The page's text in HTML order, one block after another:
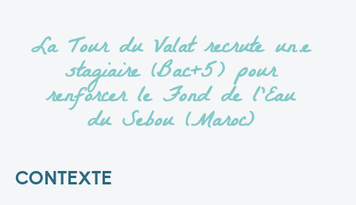
La Tour du Valat recrute un.e
stagiaire (Bac+5) pour
renforcer le Fond de l’Eau
du Sebou (Maroc)
CONTEXTE